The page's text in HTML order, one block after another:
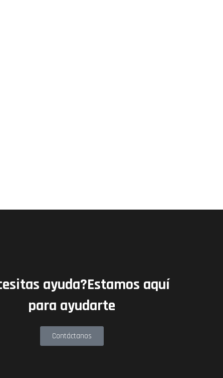
ayuda?Estamos aquí
para ayudarte
Contáctanos